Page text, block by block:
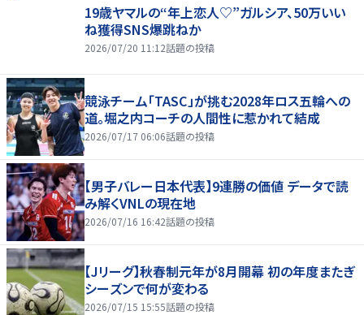
19歳ヤマルの“年上恋人♡”ガルシア、50万いい
ね獲得SNS爆跳ねか
2026/07/20 11:12話題の投稿
競泳チーム「TASC」が挑む2028年ロス五輪への
道。堀之内コーチの人間性に惹かれて結成
2026/07/17 06:06話題の投稿
【男子バレー日本代表】9連勝の価値 データで読
み解くVNLの現在地
2026/07/16 16:42話題の投稿
【Jリーグ】秋春制元年が8月開幕 初の年度またぎ
シーズンで何が変わる
2026/07/15 15:55話題の投稿